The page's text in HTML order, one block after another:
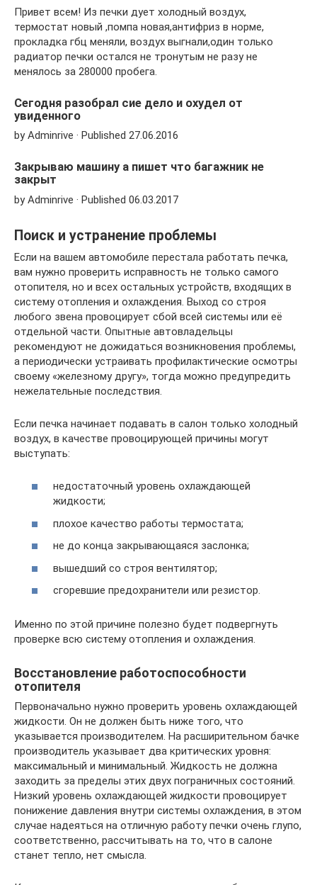
Привет всем! Из печки дует холодный воздух,
термостат новый ,помпа новая,антифриз в норме,
прокладка гбц меняли, воздух выгнали,один только
радиатор печки остался не тронутым не разу не
менялось за 280000 пробега.
Сегодня разобрал сие дело и охудел от
увиденного
by Adminrive · Published 27.06.2016
Закрываю машину а пишет что багажник не
закрыт
by Adminrive · Published 06.03.2017
Поиск и устранение проблемы
Если на вашем автомобиле перестала работать печка,
вам нужно проверить исправность не только самого
отопителя, но и всех остальных устройств, входящих в
систему отопления и охлаждения. Выход со строя
любого звена провоцирует сбой всей системы или её
отдельной части. Опытные автовладельцы
рекомендуют не дожидаться возникновения проблемы,
а периодически устраивать профилактические осмотры
своему «железному другу», тогда можно предупредить
нежелательные последствия.
Если печка начинает подавать в салон только холодный
воздух, в качестве провоцирующей причины могут
выступать:
недостаточный уровень охлаждающей
жидкости;
плохое качество работы термостата;
не до конца закрывающаяся заслонка;
вышедший со строя вентилятор;
сгоревшие предохранители или резистор.
Именно по этой причине полезно будет подвергнуть
проверке всю систему отопления и охлаждения.
Восстановление работоспособности
отопителя
Первоначально нужно проверить уровень охлаждающей
жидкости. Он не должен быть ниже того, что
указывается производителем. На расширительном бачке
производитель указывает два критических уровня:
максимальный и минимальный. Жидкость не должна
заходить за пределы этих двух пограничных состояний.
Низкий уровень охлаждающей жидкости провоцирует
понижение давления внутри системы охлаждения, в этом
случае надеяться на отличную работу печки очень глупо,
соответственно, рассчитывать на то, что в салоне
станет тепло, нет смысла.